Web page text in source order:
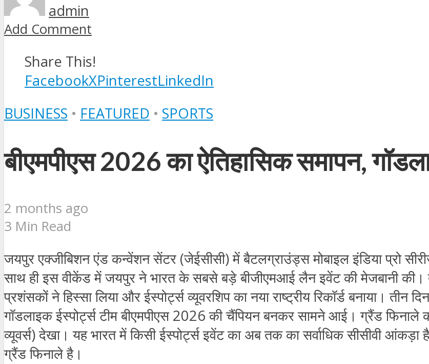
admin
Add Comment
Share This!
FacebookXPinterestLinkedIn
BUSINESS • FEATURED • SPORTS
बीएमपीएस 2026 का ऐतिहासिक समापन,
2 months ago
3 Min Read
जयपुर एक्जीबिशन एंड कन्वेंशन सेंटर (जेईसीसी) में बैटलग्राउंड्स मोबाइल इंडिया प्रो
साथ ही इस वीकेंड में जयपुर ने भारत के सबसे बड़े बीजीएमआई लैन इवेंट की मेजबानी
प्रशंसकों ने हिस्सा लिया और ईस्पोर्ट्स व्यूवरशिप का नया राष्ट्रीय रिकॉर्ड बनाया। तीन
गॉडलाइक ईस्पोर्ट्स टीम बीएमपीएस 2026 की चैंपियन बनकर सामने आई। ग्रैंड
व्यूवर्स) देखा। यह भारत में किसी ईस्पोर्ट्स इवेंट का अब तक का सर्वाधिक सीसीवी
ग्रैंड फिनाले है।